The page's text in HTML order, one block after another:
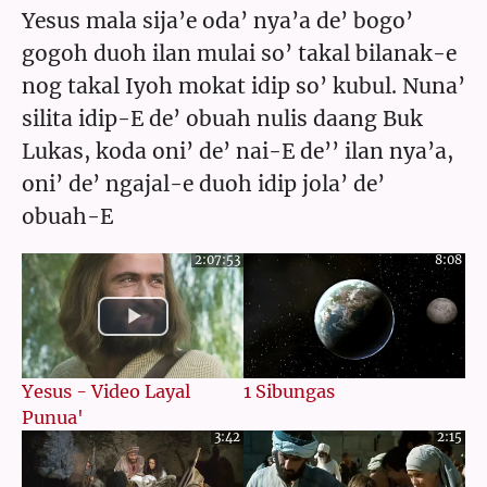
Yesus mala sija’e oda’ nya’a de’ bogo’
gogoh duoh ilan mulai so’ takal bilanak-e
nog takal Iyoh mokat idip so’ kubul. Nuna’
silita idip-E de’ obuah nulis daang Buk
Lukas, koda oni’ de’ nai-E de’’ ilan nya’a,
oni’ de’ ngajal-e duoh idip jola’ de’
obuah-E
2:07:53
Yesus - Video Layal
Punua'
8:08
1 Sibungas
3:42 2:15